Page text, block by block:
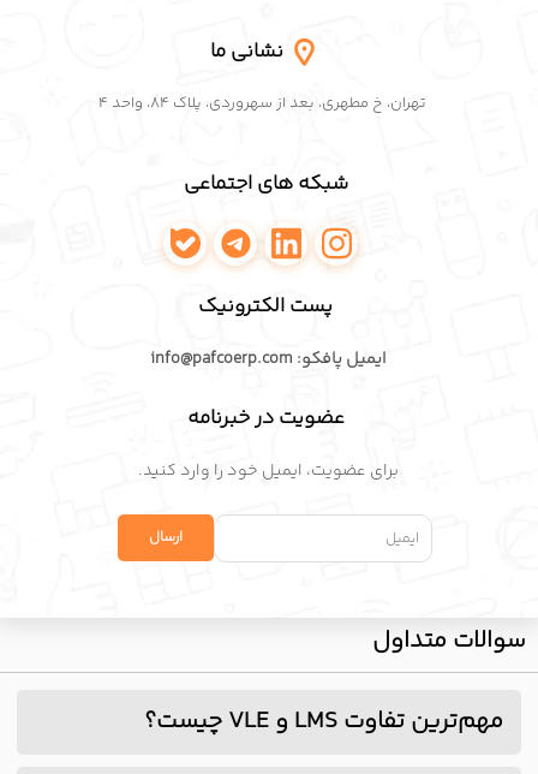
نشانی ما
تهران، خ مطهری، بعد از سهروردی، پلاک ۸۴، واحد ۴
شبکه های اجتماعی
اینستاگرام پافکو
لینکدین پافکو
تلگرام پافکوواتساپ پافکو
پست الکترونیک
ایمیل پافکو: info@pafcoerp.com
عضویت در خبرنامه
برای عضویت، ایمیل خود را وارد کنید.
سوالات متداول
مهم‌ترین تفاوت LMS و VLE چیست؟